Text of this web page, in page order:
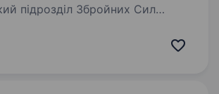
підрозділ Збройних Сил
методами, підтримуючи один